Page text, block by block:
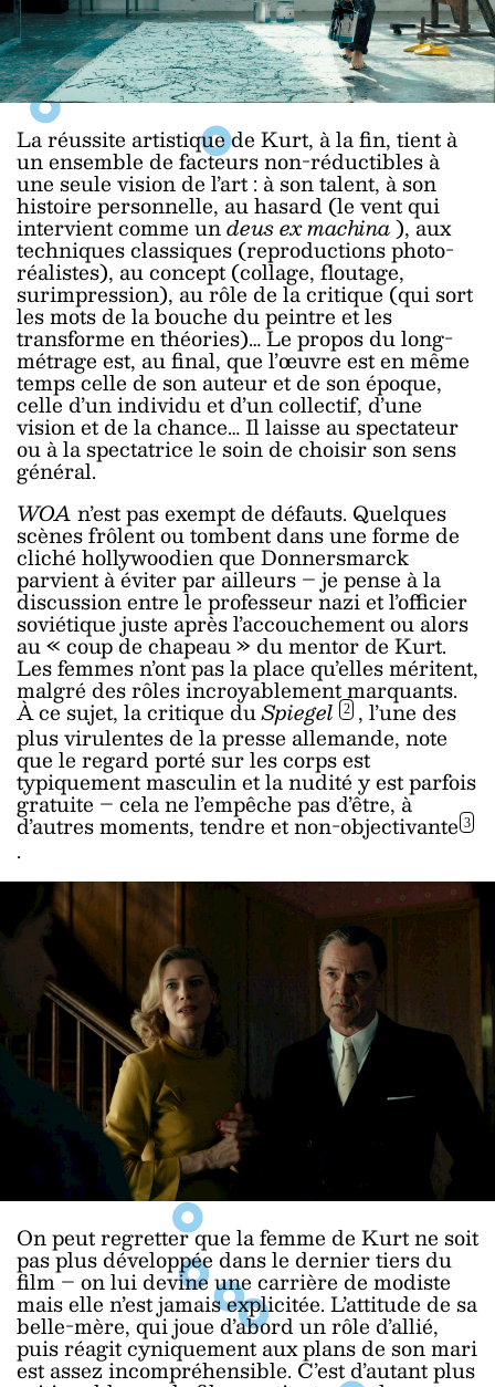
La réussite artistique de Kurt, à la fin, tient à
un ensemble de facteurs non-réductibles à
une seule vision de l’art : à son talent, à son
histoire personnelle, au hasard (le vent qui
intervient comme undeus ex machina), aux
techniques classiques (reproductions photo-
réalistes), au concept (collage, floutage,
surimpression), au rôle de la critique (qui sort
les mots de la bouche du peintre et les
transforme en théories)… Le propos du long-
métrage est, au final, que l’œuvre est en même
temps celle de son auteur et de son époque,
celle d’un individu et d’un collectif, d’une
vision et de la chance… Il laisse au spectateur
ou à la spectatrice le soin de choisir son sens
général.
WOAn’est pas exempt de défauts. Quelques
scènes frôlent ou tombent dans une forme de
cliché hollywoodien que Donnersmarck
parvient à éviter par ailleurs – je pense à la
discussion entre le professeur nazi et l’officier
soviétique juste après l’accouchement ou alors
au « coup de chapeau » du mentor de Kurt.
Les femmes n’ont pas la place qu’elles méritent,
malgré des rôles incroyablement marquants.
À ce sujet, la critique duSpiegel 2, l’une des
plus virulentes de la presse allemande, note
que le regard porté sur les corps est
typiquement masculin et la nudité y est parfois
gratuite – cela ne l’empêche pas d’être, à
d’autres moments, tendre et non-objectivante 3
.
On peut regretter que la femme de Kurt ne soit
pas plus développée dans le dernier tiers du
film – on lui devine une carrière de modiste
mais elle n’est jamais explicitée. L’attitude de sa
belle-mère, qui joue d’abord un rôle d’allié,
puis réagit cyniquement aux plans de son mari
est assez incompréhensible. C’est d’autant plus